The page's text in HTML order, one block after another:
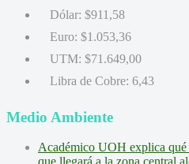
Dólar: $911,58
Euro: $1.053,36
UTM: $71.649,00
Libra de Cobre: 6,43
Medio Ambiente
Académico UOH explica qué